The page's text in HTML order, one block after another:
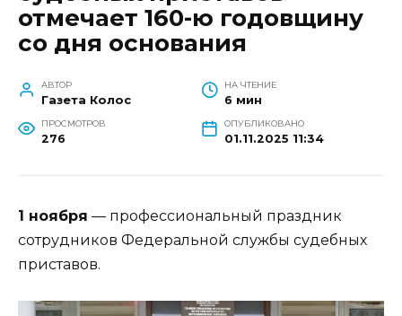
отмечает 160-ю годовщину
со дня основания
АВТОР
Газета Колос
НА ЧТЕНИЕ
6 мин
ПРОСМОТРОВ
276
ОПУБЛИКОВАНО
01.11.2025 11:34
1 ноября — профессиональный праздник
сотрудников Федеральной службы судебных
приставов.